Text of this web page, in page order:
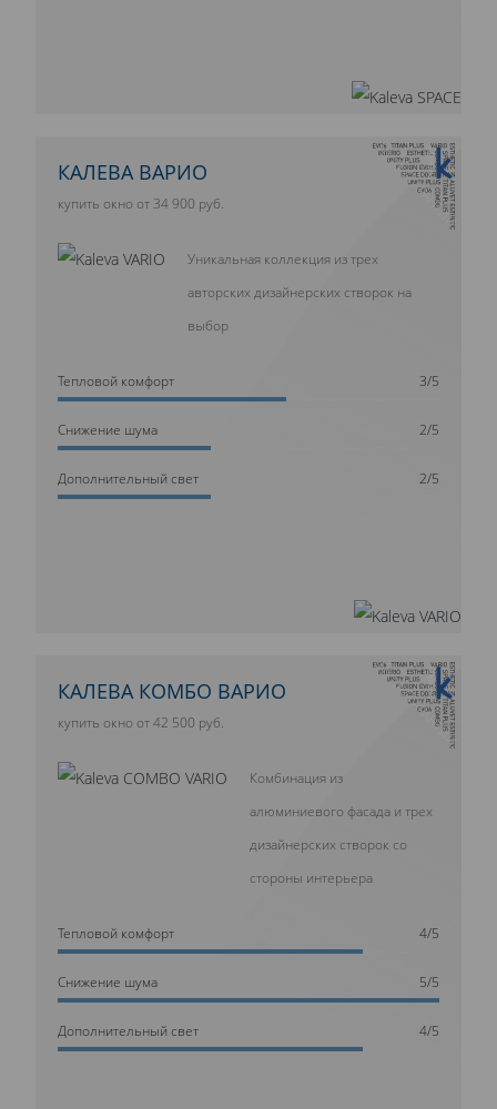
10 ЛЕТ ГАРАНТИИ
КАЛЕВА ВАРИО
купить окно от 34 900 руб.
Уникальная коллекция из трех
авторских дизайнерских створок на
выбор
Тепловой комфорт 3/5
Cнижение шума 2/5
Дополнительный свет 2/5
10 ЛЕТ ГАРАНТИИ
КАЛЕВА КОМБО ВАРИО
купить окно от 42 500 руб.
Комбинация из
алюминиевого фасада и трех
дизайнерских створок со
стороны интерьера
Тепловой комфорт 4/5
Cнижение шума 5/5
Дополнительный свет 4/5